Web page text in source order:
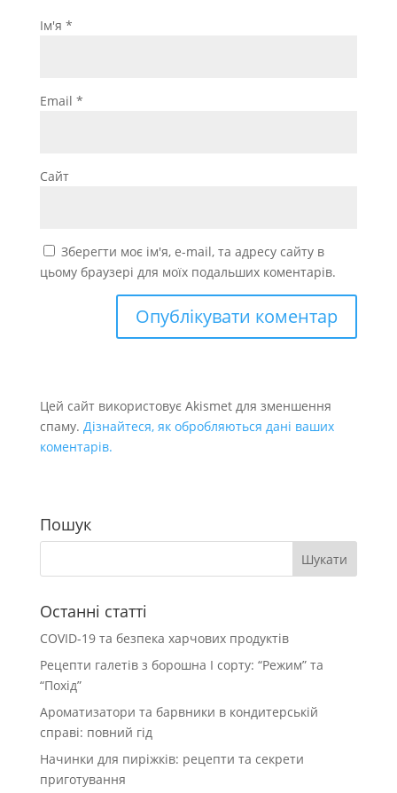
Ім'я *
Email *
Сайт
Зберегти моє ім'я, e-mail, та адресу сайту в
цьому браузері для моїх подальших коментарів.
Цей сайт використовує Akismet для зменшення
спаму. Дізнайтеся, як обробляються дані ваших
коментарів.
Пошук
Останні статті
COVID-19 та безпека харчових продуктів
Рецепти галетів з борошна І сорту: “Режим” та
“Похід”
Ароматизатори та барвники в кондитерській
справі: повний гід
Начинки для пиріжків: рецепти та секрети
приготування